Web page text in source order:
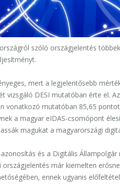
szóló országjelentés
mert a legjelentősebb
vizsgáló DESI mutatóban érte el.
vonatkozó mutatóban 85,65
a magyar eIDAS-csomópont
magukat a magyarországi
azonosítás és a Digitális
országjelentés már kiemelten
ennek ugyanis